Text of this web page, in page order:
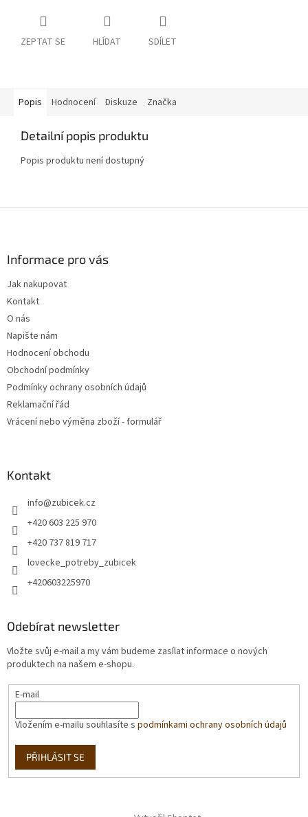
ZEPTAT SE HLÍDAT SDÍLET
Popis Hodnocení Diskuze Značka
Detailní popis produktu
Popis produktu není dostupný
Informace pro vás
Jak nakupovat
Kontakt
O nás
Napište nám
Hodnocení obchodu
Obchodní podmínky
Podmínky ochrany osobních údajů
Reklamační řád
Vrácení nebo výměna zboží - formulář
Kontakt
info@zubicek.cz
+420 603 225 970
+420 737 819 717
lovecke_potreby_zubicek
+420603225970
Odebírat newsletter
Vložte svůj e-mail a my vám budeme zasílat informace o nových
produktech na našem e-shopu.
E-mail
Vložením e-mailu souhlasíte s podmínkami ochrany osobních údajů
PŘIHLÁSIT SE